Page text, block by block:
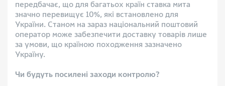
передбачає, що для багатьох країн ставка мита
значно перевищує 10%, які встановлено для
України. Станом на зараз національний поштовий
оператор може забезпечити доставку товарів лише
за умови, що країною походження зазначено
Україну.
Чи будуть посилені заходи контролю?